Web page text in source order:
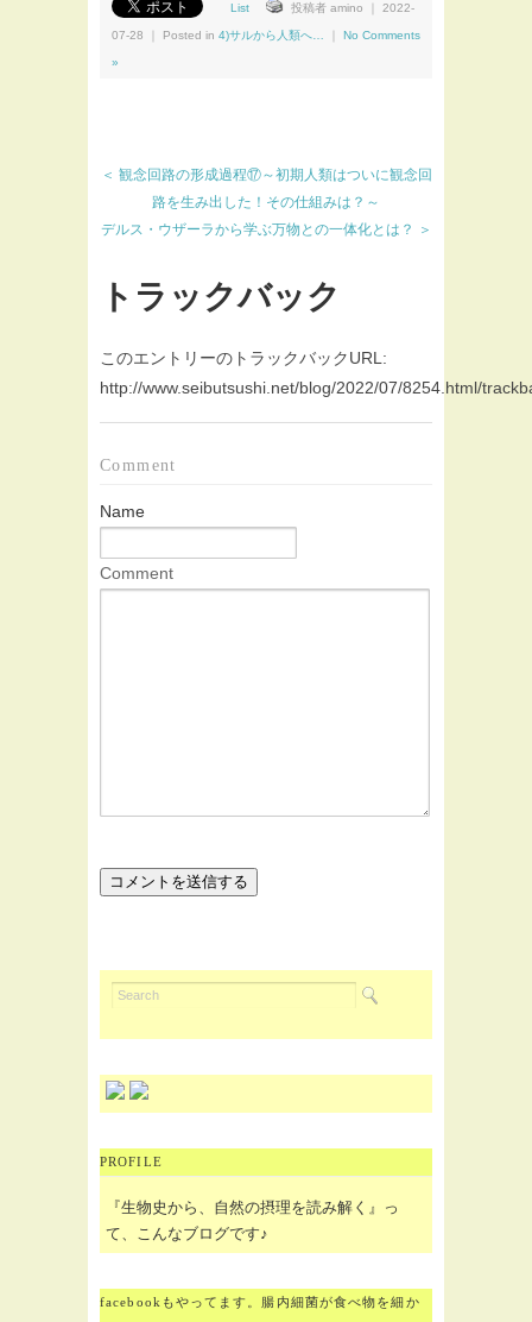
List 投稿者 amino ｜ 2022-
07-28 ｜ Posted in 4)サルから人類へ… No Comments
»
＜ 観念回路の形成過程⑰～初期人類はついに観念回
路を生み出した！その仕組みは？～
デルス・ウザーラから学ぶ万物との一体化とは？ ＞
トラックバック
このエントリーのトラックバックURL:
http://www.seibutsushi.net/blog/2022/07/8254.html/
Comment
Name
Comment
PROFILE
『生物史から、自然の摂理を読み解く』っ
て、こんなブログです♪
facebookもやってます。腸内細菌が食べ物を細か